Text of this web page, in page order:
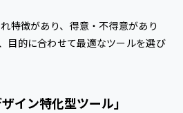
特徴があり、得意・不得意があり
目的に合わせて最適なツールを選び
イン特化型ツール」